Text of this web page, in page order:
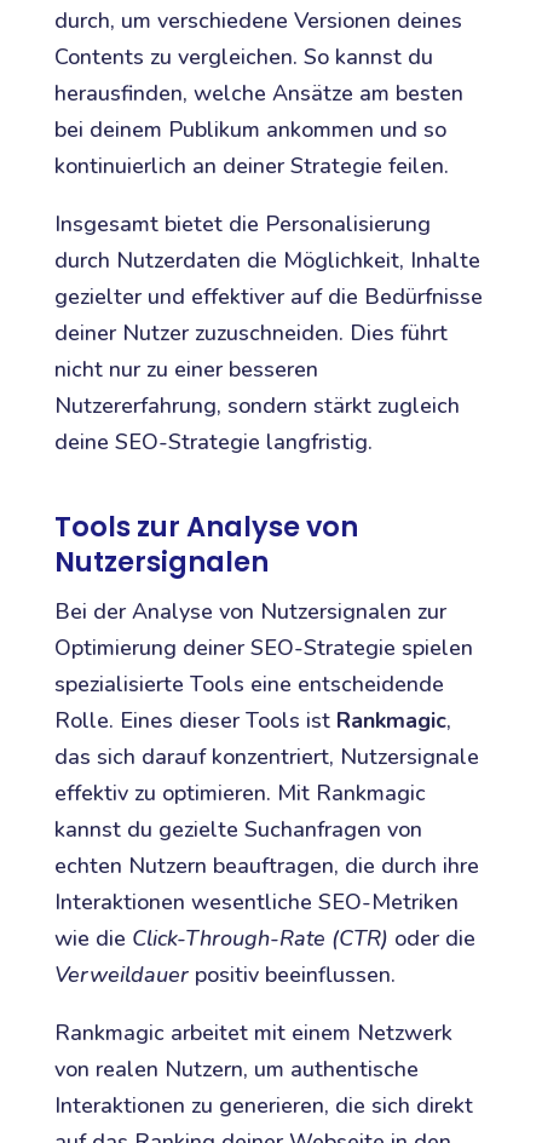
durch, um verschiedene Versionen deines
Contents zu vergleichen. So kannst du
herausfinden, welche Ansätze am besten
bei deinem Publikum ankommen und so
kontinuierlich an deiner Strategie feilen.
Insgesamt bietet die Personalisierung
durch Nutzerdaten die Möglichkeit, Inhalte
gezielter und effektiver auf die Bedürfnisse
deiner Nutzer zuzuschneiden. Dies führt
nicht nur zu einer besseren
Nutzererfahrung, sondern stärkt zugleich
deine SEO-Strategie langfristig.
Tools zur Analyse von
Nutzersignalen
Bei der Analyse von Nutzersignalen zur
Optimierung deiner SEO-Strategie spielen
spezialisierte Tools eine entscheidende
Rolle. Eines dieser Tools ist Rankmagic,
das sich darauf konzentriert, Nutzersignale
effektiv zu optimieren. Mit Rankmagic
kannst du gezielte Suchanfragen von
echten Nutzern beauftragen, die durch ihre
Interaktionen wesentliche SEO-Metriken
wie die Click-Through-Rate (CTR) oder die
Verweildauerpositiv beeinflussen.
Rankmagic arbeitet mit einem Netzwerk
von realen Nutzern, um authentische
Interaktionen zu generieren, die sich direkt